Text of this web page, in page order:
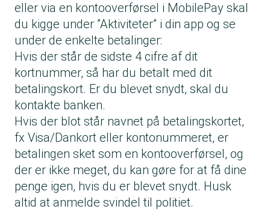
eller via en kontooverførsel i MobilePay skal
du kigge under ”Aktiviteter” i din app og se
under de enkelte betalinger:
Hvis der står de sidste 4 cifre af dit
kortnummer, så har du betalt med dit
betalingskort. Er du blevet snydt, skal du
kontakte banken.
Hvis der blot står navnet på betalingskortet,
fx Visa/Dankort eller kontonummeret, er
betalingen sket som en kontooverførsel, og
der er ikke meget, du kan gøre for at få dine
penge igen, hvis du er blevet snydt. Husk
altid at anmelde svindel til politiet.